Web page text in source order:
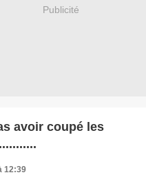
Publicité
avoir coupé les
12:39